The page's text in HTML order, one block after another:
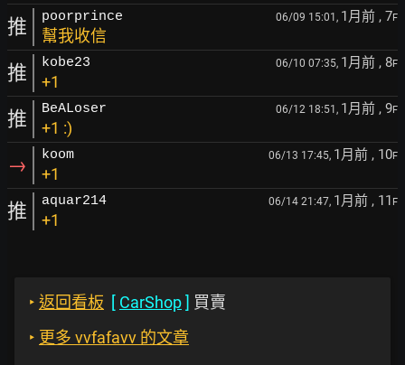
推 poorprince 06/09 15:01, 1月前 , 7F
幫我收信
推 kobe23 06/10 07:35, 1月前 , 8F
+1
推 BeALoser 06/12 18:51, 1月前 , 9F
+1 :)
→ koom 06/13 17:45, 1月前 , 10F
+1
推 aquar214 06/14 21:47, 1月前 , 11 F
+1
‣ 返回看板 [ CarShop] 買賣
‣ 更多 vvfafavv 的文章